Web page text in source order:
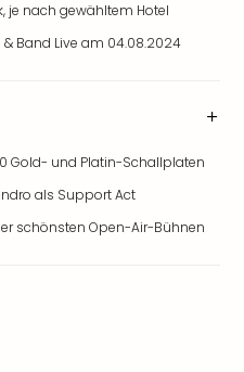
je nach gewähltem Hotel
& Band Live am 04.08.2024
Gold- und Platin-Schallplaten
als Support Act
schönsten Open-Air-Bühnen